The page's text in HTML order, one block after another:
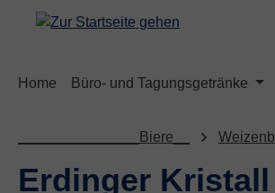
Hauptinhalt springen
Zur Suche springen
Zur Hauptnavigation springen
Home Büro- und Tagungsgetränke
_______________Biere__
Erdinger Kristall